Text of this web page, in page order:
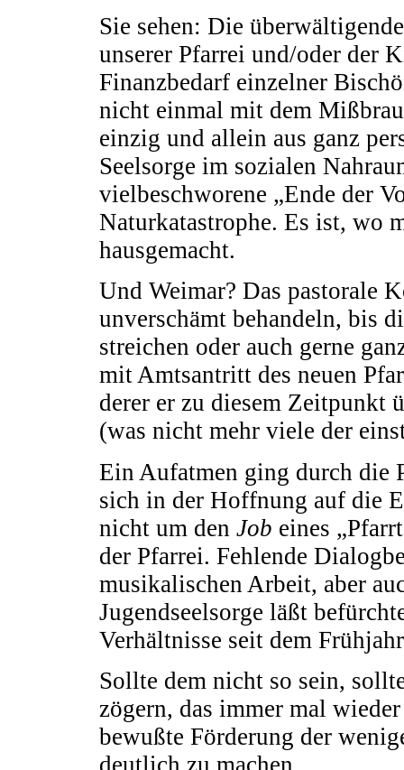
Sie sehen: Die
unserer Pfarrei und/oder der
Finanzbedarf einzelner
nicht einmal mit dem
einzig und allein aus ganz
Seelsorge im sozialen
vielbeschworene „Ende der
Naturkatastrophe. Es ist, wo
hausgemacht.
Und Weimar? Das pastorale
unverschämt behandeln, bis
streichen oder auch gerne
mit Amtsantritt des neuen
derer er zu diesem Zeitpunkt
(was nicht mehr viele der
Ein Aufatmen ging durch die
sich in der Hoffnung auf die
nicht um den Job eines
der Pfarrei. Fehlende
musikalischen Arbeit, aber
Jugendseelsorge läßt
Verhältnisse seit dem
Sollte dem nicht so sein,
zögern, das immer mal
bewußte Förderung der
deutlich zu machen.